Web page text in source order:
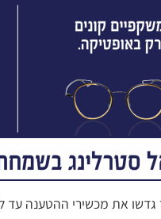
גדשו את מכשירי ההטענה